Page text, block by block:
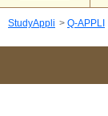
StudyAppli > Q-APPLI